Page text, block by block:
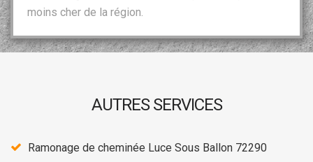
moins cher de la région.
AUTRES SERVICES
Ramonage de cheminée Luce Sous Ballon 72290